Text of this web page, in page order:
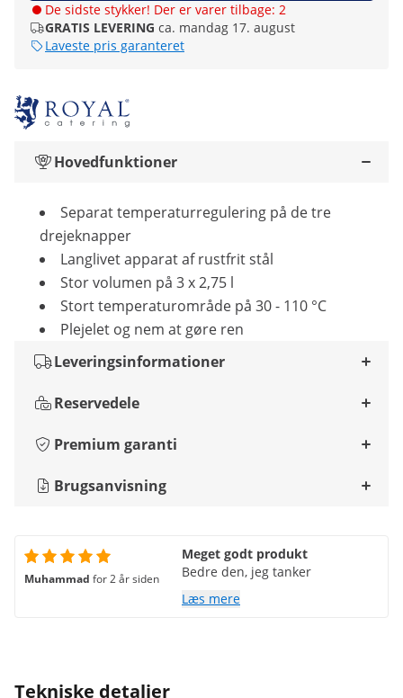
De sidste stykker! Der er varer tilbage: 2
GRATIS LEVERING ca. mandag 17. august
Laveste pris garanteret
Hovedfunktioner
Separat temperaturregulering på de tre
drejeknapper
Langlivet apparat af rustfrit stål
Stor volumen på 3 x 2,75 l
Stort temperaturområde på 30 - 110 °C
Plejelet og nem at gøre ren
Leveringsinformationer
Reservedele
Premium garanti
Brugsanvisning
Muhammad for 2 år siden
Meget godt produkt
Bedre den, jeg tanker
Læs mere
Tekniske detaljer